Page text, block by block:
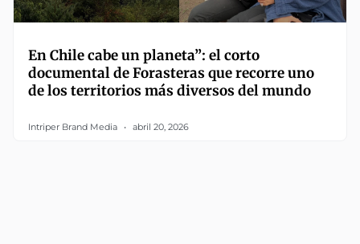
En Chile cabe un planeta”: el corto
documental de Forasteras que recorre uno
de los territorios más diversos del mundo
Intriper Brand Media abril 20, 2026